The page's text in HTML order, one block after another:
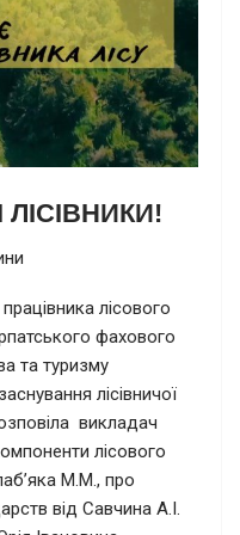
лісового
фахового
та туризму
лісівничої
викладач
лісового
М.М., про
від Савчина А.І.